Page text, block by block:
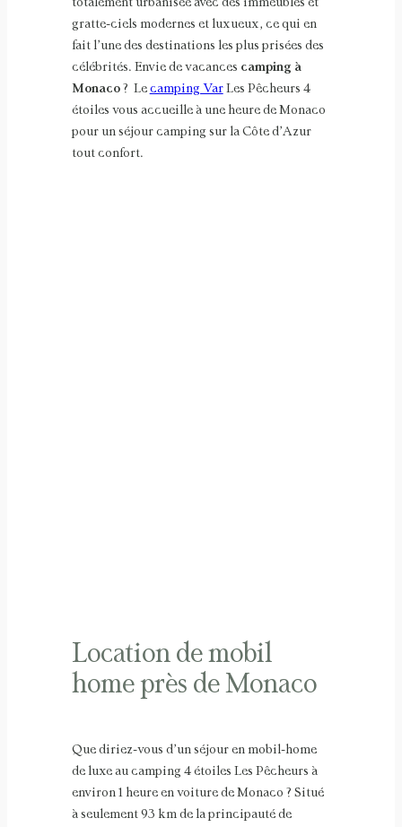
totalement urbanisée avec des immeubles et
gratte-ciels modernes et luxueux, ce qui en
fait l’une des destinations les plus prisées des
célébrités. Envie de vacances camping à
Monaco? Le camping VarLes Pêcheurs 4
étoiles vous accueille à une heure de Monaco
pour un séjour camping sur la Côte d’Azur
tout confort.
Location de mobil
home près de Monaco
Que diriez-vous d’un séjour en mobil-home
de luxe au camping 4 étoiles Les Pêcheurs à
environ 1 heure en voiture de Monaco ? Situé
à seulement 93 km de la principauté de